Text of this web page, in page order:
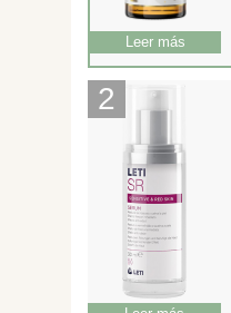
Leer más